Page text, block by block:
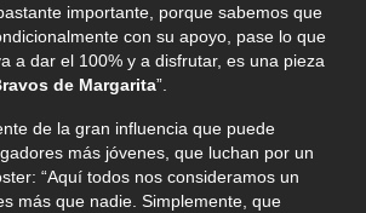
importante, porque sabemos que
con su apoyo, pase lo que
a dar el 100% y a disfrutar, es una pieza
de Margarita”.
de la gran influencia que puede
más jóvenes, que luchan por un
“Aquí todos nos consideramos un
más que nadie. Simplemente, que